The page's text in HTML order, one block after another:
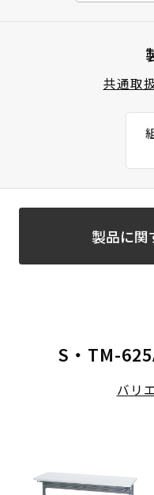
共通取
製品に関
S・TM-
バリ